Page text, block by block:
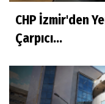
CHP İzmir'den
Çarpıcı...